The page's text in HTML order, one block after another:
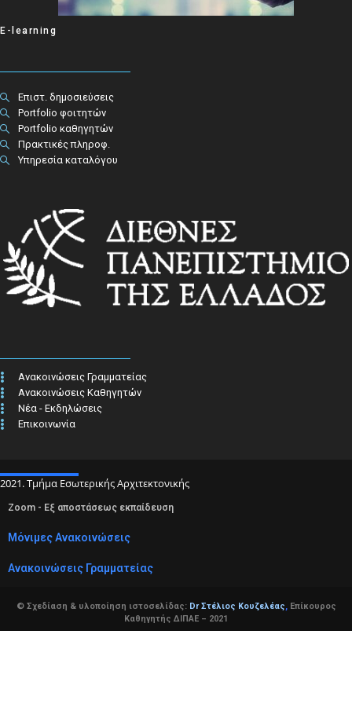
E-learning
Επιστ. δημοσιεύσεις
Portfolio φοιτητών
Portfolio καθηγητών
Πρακτικές πληροφ.​
Υπηρεσία καταλόγου
Ανακοινώσεις Γραμματείας
Ανακοινώσεις Καθηγητών
Νέα - Εκδηλώσεις
Επικοινωνία
2021. Τμήμα Εσωτερικής Αρχιτεκτονικής
Zoom - Εξ αποστάσεως εκπαίδευση
Μόνιμες Ανακοινώσεις
Ανακοινώσεις Γραμματείας
© Σχεδίαση & υλοποίηση ιστοσελίδας: Dr Στέλιος Κουζελέας,Επίκουρος
Καθηγητής ΔΙΠΑΕ – 2021